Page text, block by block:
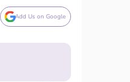
Add Us on Google